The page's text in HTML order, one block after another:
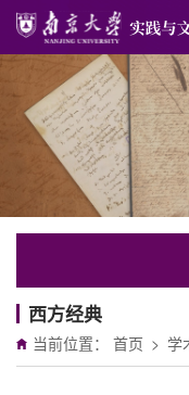
西方经典
当前位置： 首页 > 学